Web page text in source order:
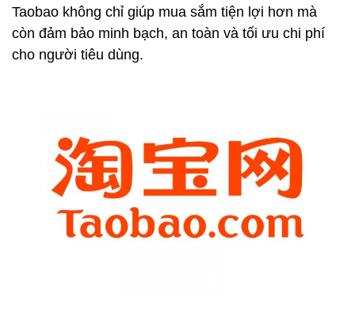
Taobao không chỉ giúp mua sắm tiện lợi hơn mà
còn đảm bảo minh bạch, an toàn và tối ưu chi phí
cho người tiêu dùng.